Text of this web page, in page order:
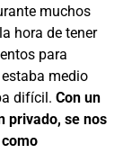
muchos
hora de tener
para
medio
difícil. Con un
privado, se nos